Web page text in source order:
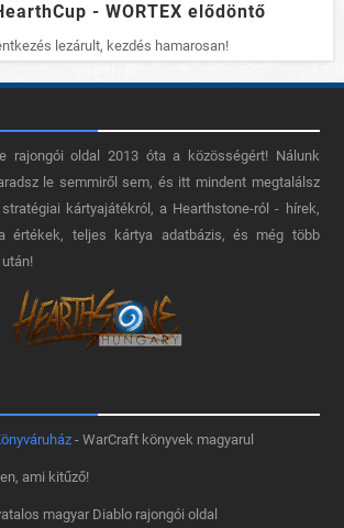
- WORTEX elődöntő
lezárult, kezdés hamarosan!
rajongói oldal 2013 óta a közösségért! Nálunk
le semmiről sem, és itt mindent megtalálsz
kártyajátékról, a Hearthstone-ról - hírek,
értékek, teljes kártya adatbázis, és még több
- WarCraft könyvek magyarul
ami kitűző!
magyar Diablo rajongói oldal